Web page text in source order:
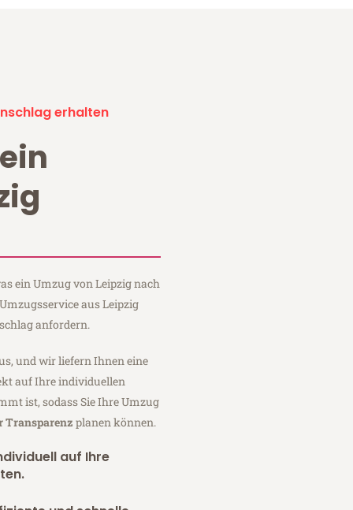
erhalten
ein Umzug von Leipzig nach
aus Leipzig
anfordern.
und wir liefern Ihnen eine
auf Ihre individuellen
ist, sodass Sie Ihre Umzug
Transparenz planen können.
auf Ihre